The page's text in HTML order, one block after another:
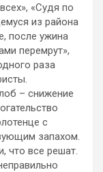
«Судя по
из района
после ужина
перемрут»,
раза
– снижение
с
запахом.
что все решат.